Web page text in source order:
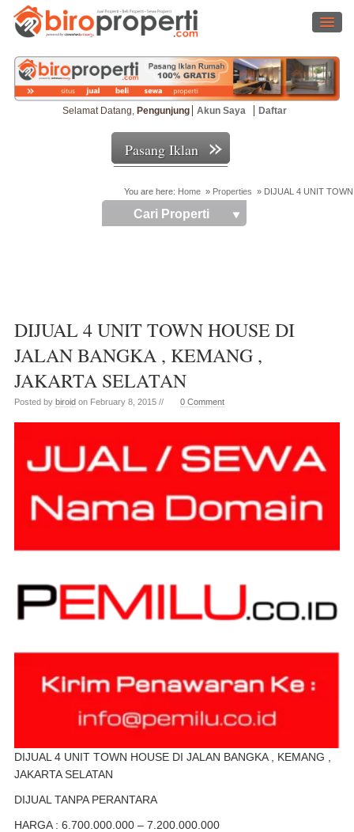
Selamat Datang, Pengunjung Akun Saya Daftar
Pasang Iklan
You are here: Home » Properties » DIJUAL 4 UNIT
Cari Properti
DIJUAL 4 UNIT TOWN HOUSE DI
JALAN BANGKA , KEMANG ,
JAKARTA SELATAN
Posted by biroidon February 8, 2015 // 0 Comment
DIJUAL 4 UNIT TOWN HOUSE DI JALAN BANGKA , KEMANG ,
JAKARTA SELATAN
DIJUAL TANPA PERANTARA
HARGA : 6.700.000.000 – 7.200.000.000